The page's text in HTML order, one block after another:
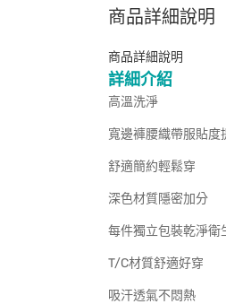
商品詳細說明
商品詳細說明
詳細介紹
高溫洗淨
寬邊褲腰織帶服貼度
舒適簡約輕鬆穿
深色材質隱密加分
每件獨立包裝乾淨衛
T/C材質舒適好穿
吸汗透氣不悶熱